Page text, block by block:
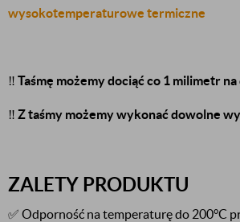
wysokotemperaturowe termiczne
‼️ Taśmę możemy dociąć co 1 milimetr
‼️ Z taśmy możemy wykonać dowolne
ZALETY PRODUKTU
✅ Odporność na temperaturę do 200°C